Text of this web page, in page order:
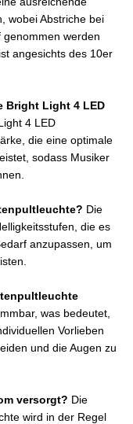
wobei Abstriche bei
werden
angesichts des 10er
Bright Light 4 LED
4 LED
die eine optimale
sodass Musiker
Die
die es
anzupassen, um
was bedeutet,
Vorlieben
und die Augen zu
versorgt? Die
wird in der Regel